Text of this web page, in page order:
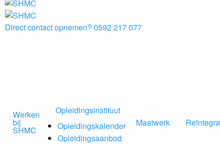
Direct contact opnemen? 0592 217 077
Werken
bij
SHMC
Opleidingsinstituut
Opleidingskalender
Opleidingsaanbod
Maatwerk